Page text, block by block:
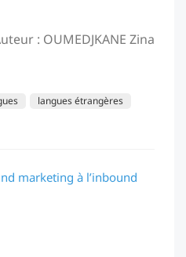
: OUMEDJKANE Zina
langues étrangères
marketing à l’inbound